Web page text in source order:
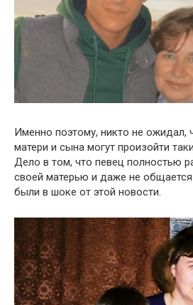
Именно поэтому, никто не ожидал,
матери и сына могут произойти
Дело в том, что певец полностью
своей матерью и даже не
были в шоке от этой новости.